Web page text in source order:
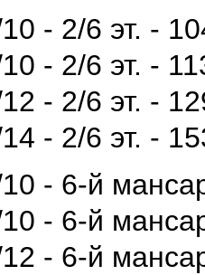
- 2/6 эт. -
- 2/6 эт. -
- 2/6 эт. -
- 2/6 эт. -
- 6-й
- 6-й
- 6-й